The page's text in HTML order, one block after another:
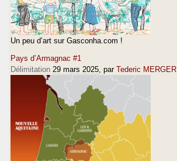
Un peu d’art sur Gasconha.com !
Pays d’Armagnac #1
Délimitation 29 mars 2025 , par Tederic MERGER